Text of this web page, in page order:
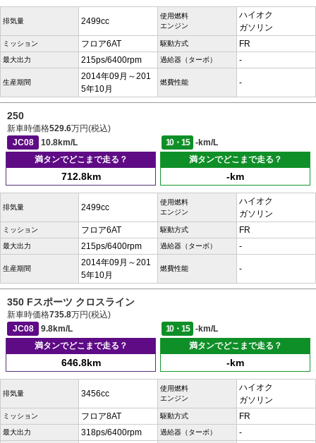
排気量 2499cc
使用燃料
エンジン
ハイオク
ガソリン
ミッション フロア6AT 駆動方式 FR
最大出力 215ps/6400rpm 過給器（ターボ） -
生産期間
2014年09月～201
5年10月
燃費性能 -
250
新車時価格529.6万円(税込)
JC08
10.8km/L 10・15
-km/L
満タンでどこまで走る？
712.8km
満タンでどこまで走る？
-km
排気量 2499cc
使用燃料
エンジン
ハイオク
ガソリン
ミッション フロア6AT 駆動方式 FR
最大出力 215ps/6400rpm 過給器（ターボ） -
生産期間
2014年09月～201
5年10月
燃費性能 -
350 Fスポーツ クロスライン
新車時価格735.8万円(税込)
JC08
9.8km/L 10・15
-km/L
満タンでどこまで走る？
646.8km
満タンでどこまで走る？
-km
排気量 3456cc
使用燃料
エンジン
ハイオク
ガソリン
ミッション フロア8AT 駆動方式 FR
最大出力 318ps/6400rpm 過給器（ターボ） -